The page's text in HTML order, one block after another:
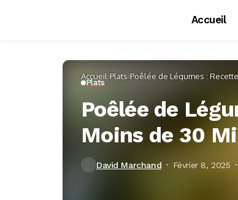
Accueil
Accueil Plats Poêlée de Légumes :
Plats
Poêlée de
Moins de 30
David Marchand Février 8, 2025